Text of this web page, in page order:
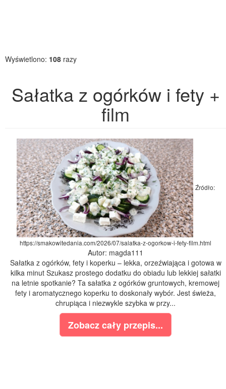
Wyświetlono: 108 razy
Sałatka z ogórków i fety +
film
Źródło:
https://smakowitedania.com/2026/07/salatka-z-ogorkow-i-fety-film.html
Autor: magda111
Sałatka z ogórków, fety i koperku – lekka, orzeźwiająca i gotowa w
kilka minut Szukasz prostego dodatku do obiadu lub lekkiej sałatki
na letnie spotkanie? Ta sałatka z ogórków gruntowych, kremowej
fety i aromatycznego koperku to doskonały wybór. Jest świeża,
chrupiąca i niezwykle szybka w przy...
Zobacz cały przepis...